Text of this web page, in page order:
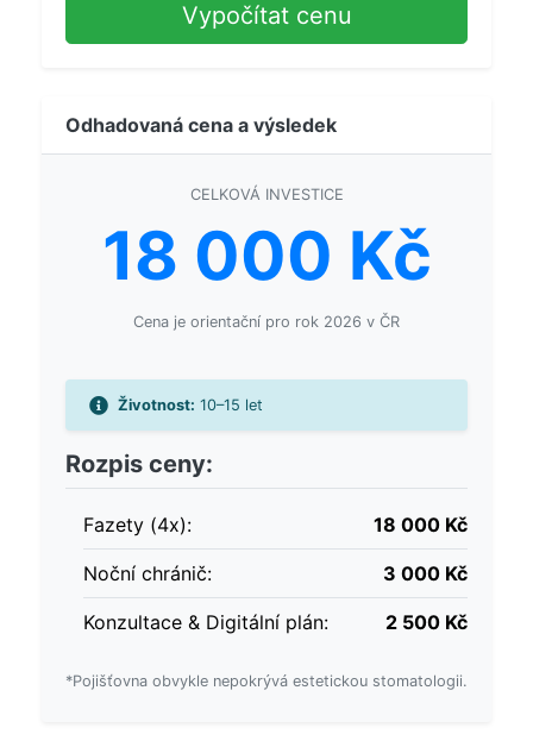
Vypočítat cenu
Odhadovaná cena a výsledek
CELKOVÁ INVESTICE
18 000 Kč
Cena je orientační pro rok 2026 v ČR
Životnost: 10–15 let
Rozpis ceny:
Fazety (4x): 18 000 Kč
Noční chránič: 3 000 Kč
Konzultace & Digitální plán: 2 500 Kč
*Pojišťovna obvykle nepokrývá estetickou stomatologii.